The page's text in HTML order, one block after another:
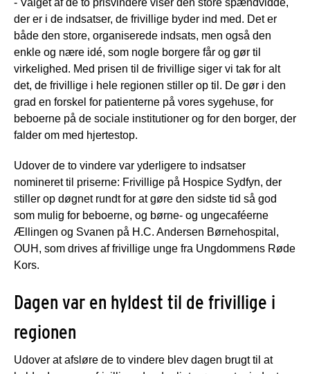
der er i de indsatser, de frivillige byder ind med. Det er
både den store, organiserede indsats, men også den
enkle og nære idé, som nogle borgere får og gør til
virkelighed. Med prisen til de frivillige siger vi tak for alt
det, de frivillige i hele regionen stiller op til. De gør i den
grad en forskel for patienterne på vores sygehuse, for
beboerne på de sociale institutioner og for den borger, der
falder om med hjertestop.
Udover de to vindere var yderligere to indsatser
nomineret til priserne: Frivillige på Hospice Sydfyn, der
stiller op døgnet rundt for at gøre den sidste tid så god
som mulig for beboerne, og børne- og ungecaféerne
Ællingen og Svanen på H.C. Andersen Børnehospital,
OUH, som drives af frivillige unge fra Ungdommens Røde
Kors.
Dagen var en hyldest til de frivillige i
regionen
Udover at afsløre de to vindere blev dagen brugt til at